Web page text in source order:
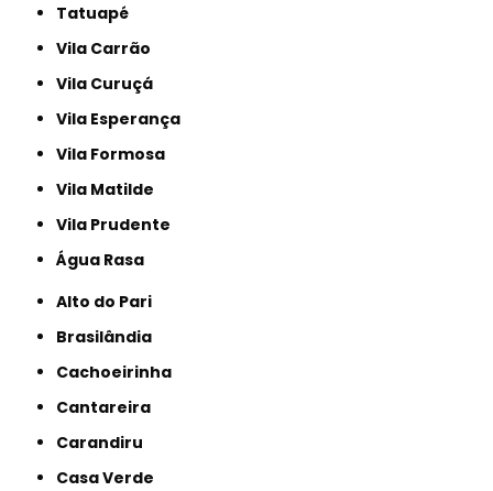
Tatuapé
Vila Carrão
Vila Curuçá
Vila Esperança
Vila Formosa
Vila Matilde
Vila Prudente
Água Rasa
Alto do Pari
Brasilândia
Cachoeirinha
Cantareira
Carandiru
Casa Verde